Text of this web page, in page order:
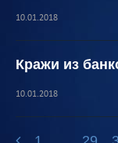
10.01.2018
Кражи из
10.01.2018